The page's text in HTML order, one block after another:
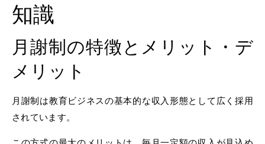
知識
月謝制の特徴とメリット・デ
メリット
月謝制は教育ビジネスの基本的な収入形態として広く採用
されています。